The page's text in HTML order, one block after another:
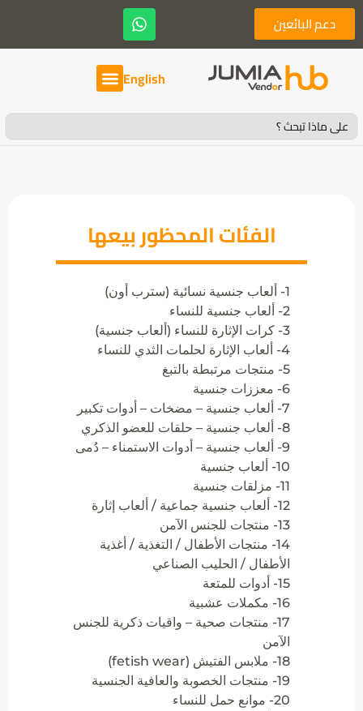
دعم البائعين
English
Search
for:
الفئات المحظور بيعها
1- ألعاب جنسية نسائية (سترب أون)
2- ألعاب جنسية للنساء
3- كرات الإثارة للنساء (ألعاب جنسية)
4- ألعاب الإثارة لحلمات الثدي للنساء
5- منتجات مرتبطة بالتبغ
6- معززات جنسية
7- ألعاب جنسية – مضخات – أدوات تكبير
8- ألعاب جنسية – حلقات للعضو الذكري
9- ألعاب جنسية – أدوات الاستمناء – دُمى
10- ألعاب جنسية
11- مزلقات جنسية
12- ألعاب جنسية جماعية / ألعاب إثارة
13- منتجات للجنس الآمن
14- منتجات الأطفال / التغذية / أغذية
الأطفال / الحليب الصناعي
15- أدوات للمتعة
16- مكملات عشبية
17- منتجات صحية – واقيات ذكرية للجنس
الآمن
18- ملابس الفتيش (fetish wear)
19- منتجات الخصوبة والعافية الجنسية
20- موانع حمل للنساء